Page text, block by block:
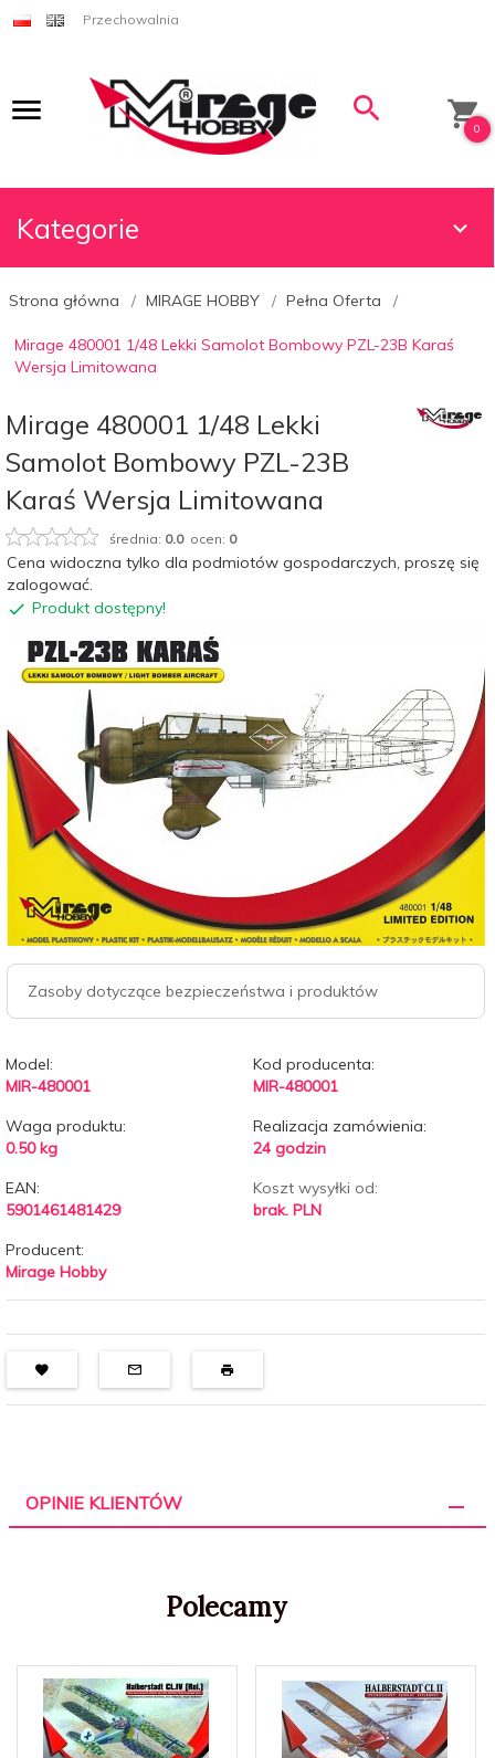
Przechowalnia
0
Kategorie
Strona główna MIRAGE HOBBY Pełna Oferta
Mirage 480001 1/48 Lekki Samolot Bombowy PZL-23B Karaś
Wersja Limitowana
Mirage 480001 1/48 Lekki
Samolot Bombowy PZL-23B
Karaś Wersja Limitowana
średnia: 0.0ocen: 0
Cena widoczna tylko dla podmiotów gospodarczych, proszę się
zalogować.
Produkt dostępny!
Zasoby dotyczące bezpieczeństwa i produktów
Model:
MIR-480001
Kod producenta:
MIR-480001
Waga produktu:
0.50 kg
Realizacja zamówienia:
24 godzin
EAN:
5901461481429
Koszt wysyłki od:
brak. PLN
Producent:
Mirage Hobby
OPINIE KLIENTÓW
Polecamy